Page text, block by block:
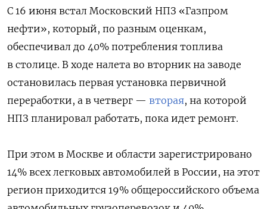
С 16 июня встал Московский НПЗ «Газпром
нефти», который, по разным оценкам,
обеспечивал до 40% потребления топлива
в столице. В ходе налета во вторник на заводе
остановилась первая установка первичной
переработки, а в четверг — вторая, на которой
НПЗ планировал работать, пока идет ремонт.
При этом в Москве и области зарегистрировано
14% всех легковых автомобилей в России, на этот
регион приходится 19% общероссийского объема